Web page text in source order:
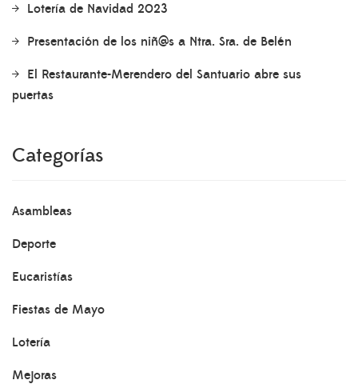
Lotería de Navidad 2023
Presentación de los niñ@s a Ntra. Sra. de Belén
El Restaurante-Merendero del Santuario abre sus
puertas
Categorías
Asambleas
Deporte
Eucaristías
Fiestas de Mayo
Lotería
Mejoras